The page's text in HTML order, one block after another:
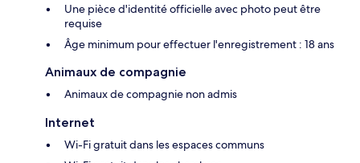
Une pièce d'identité officielle avec photo peut être
requise
Âge minimum pour effectuer l'enregistrement : 18 ans
Animaux de compagnie
Animaux de compagnie non admis
Internet
Wi-Fi gratuit dans les espaces communs